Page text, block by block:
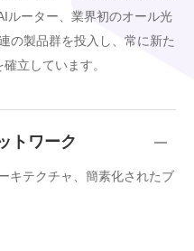
ルーター、業界初のオール光
の製品群を投入し、常に新た
立しています。
トワーク
キテクチャ、簡素化されたブ